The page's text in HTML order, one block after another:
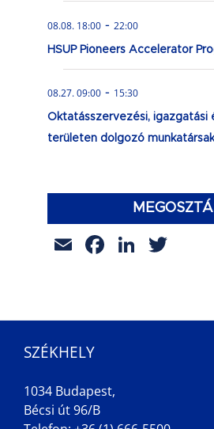
08.08. 18:00 - 22:00
HSUP Pioneers Accelerator
08.27. 09:00 - 15:30
Oktatásszervezési, igazgatási
területen dolgozó
EmailFacebook
SZÉKHELY
1034 Budapest,
Bécsi út 96/B